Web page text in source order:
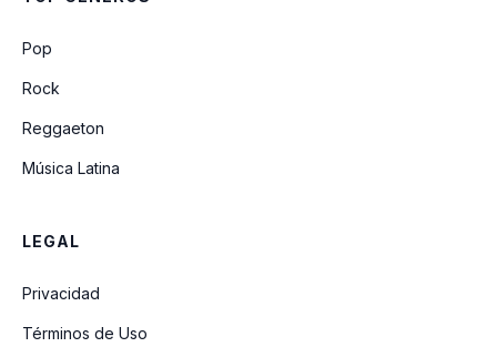
Pop
Rock
Reggaeton
Música Latina
LEGAL
Privacidad
Términos de Uso